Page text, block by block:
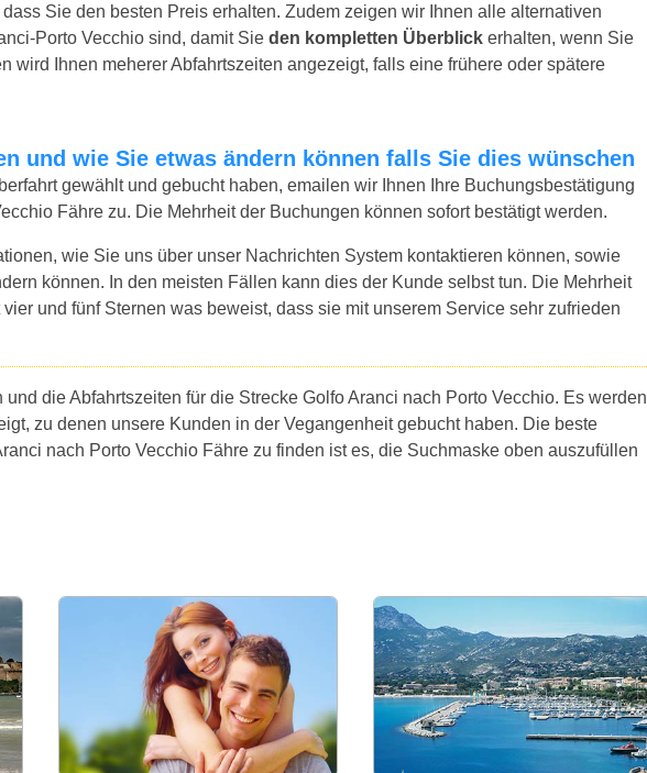
Sie den besten Preis erhalten. Zudem zeigen wir Ihnen alle alternativen
Porto Vecchio sind, damit Sie den kompletten Überblick erhalten, wenn Sie
wird Ihnen meherer Abfahrtszeiten angezeigt, falls eine frühere oder spätere
und wie Sie etwas ändern können falls Sie dies wünschen
gewählt und gebucht haben, emailen wir Ihnen Ihre Buchungsbestätigung
Fähre zu. Die Mehrheit der Buchungen können sofort bestätigt werden.
wie Sie uns über unser Nachrichten System kontaktieren können, sowie
können. In den meisten Fällen kann dies der Kunde selbst tun. Die Mehrheit
und fünf Sternen was beweist, dass sie mit unserem Service sehr zufrieden
die Abfahrtszeiten für die Strecke Golfo Aranci nach Porto Vecchio. Es werden
zu denen unsere Kunden in der Vegangenheit gebucht haben. Die beste
nach Porto Vecchio Fähre zu finden ist es, die Suchmaske oben auszufüllen